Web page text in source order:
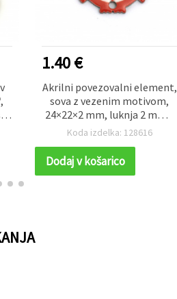
1.40 €
Akrilni povezovalni element,
sova z vezenim motivom,
24×22×2 mm, luknja 2 mm –
10 kosov
Koda izdelka: 128616
Dodaj v košarico